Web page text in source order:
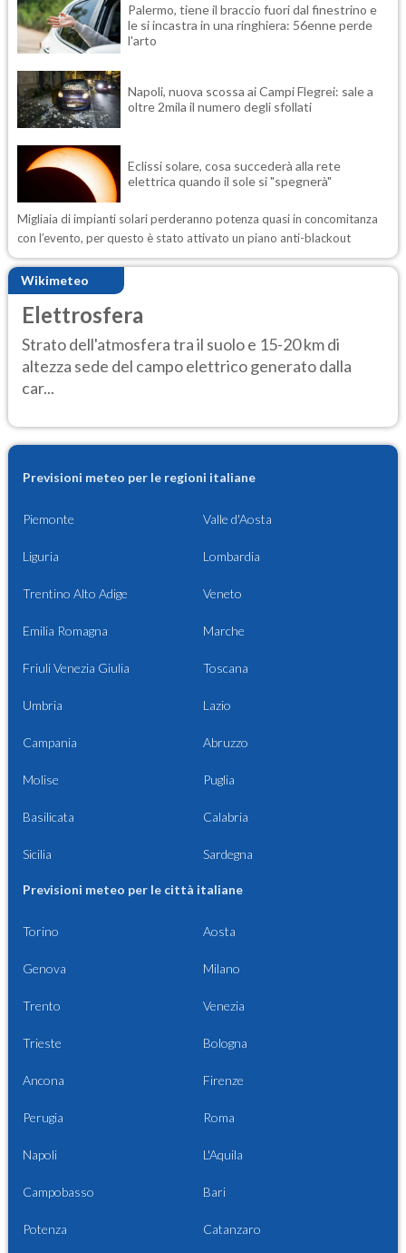
Palermo, tiene il braccio fuori dal finestrino e
le si incastra in una ringhiera: 56enne perde
l'arto
Napoli, nuova scossa ai Campi Flegrei: sale a
oltre 2mila il numero degli sfollati
Eclissi solare, cosa succederà alla rete
elettrica quando il sole si "spegnerà"
Migliaia di impianti solari perderanno potenza quasi in concomitanza
con l’evento, per questo è stato attivato un piano anti-blackout
Wikimeteo
Elettrosfera
Strato dell'atmosfera tra il suolo e 15-20 km di
altezza sede del campo elettrico generato dalla
car...
Previsioni meteo per le regioni italiane
Piemonte Valle d'Aosta
Liguria Lombardia
Trentino Alto Adige Veneto
Emilia Romagna Marche
Friuli Venezia Giulia Toscana
Umbria Lazio
Campania Abruzzo
Molise Puglia
Basilicata Calabria
Sicilia Sardegna
Previsioni meteo per le città italiane
Torino Aosta
Genova Milano
Trento Venezia
Trieste Bologna
Ancona Firenze
Perugia Roma
Napoli L'Aquila
Campobasso Bari
Potenza Catanzaro